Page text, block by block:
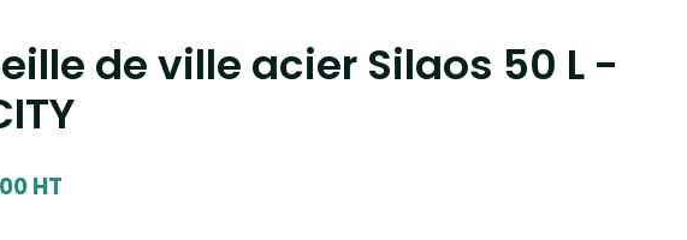
de ville acier Silaos 50 L -
HT